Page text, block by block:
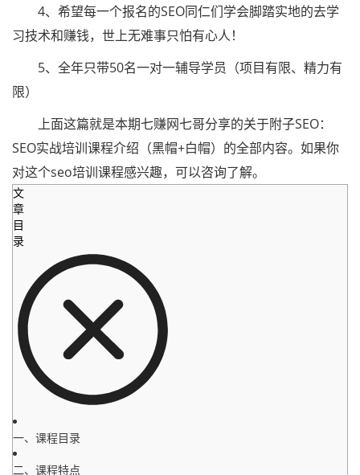
4、希望每一个报名的SEO同仁们学会脚踏实地的去学
习技术和赚钱，世上无难事只怕有心人！
5、全年只带50名一对一辅导学员（项目有限、精力有
限）
上面这篇就是本期七赚网七哥分享的关于附子SEO：
SEO实战培训课程介绍（黑帽+白帽）的全部内容。如果你
对这个seo培训课程感兴趣，可以咨询了解。
文
章
目
录
一、课程目录
二、课程特点